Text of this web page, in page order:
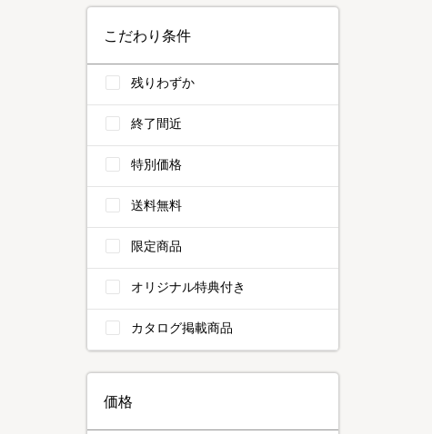
こだわり条件
残りわずか
終了間近
特別価格
送料無料
限定商品
オリジナル特典付き
カタログ掲載商品
価格